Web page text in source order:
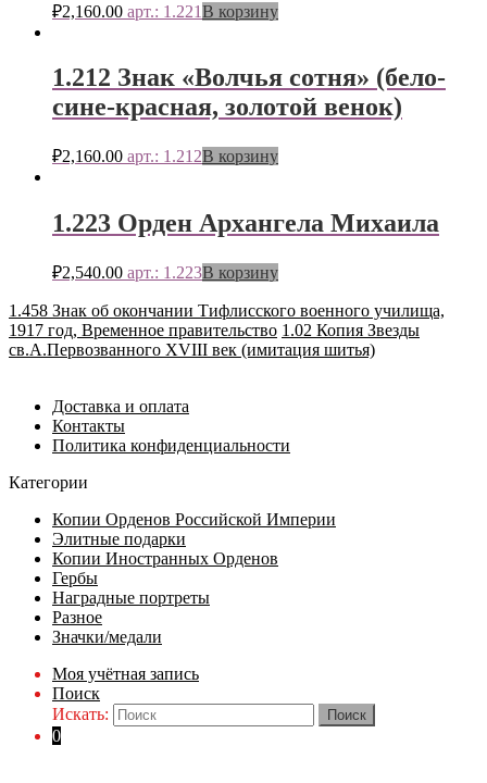
₽2,160.00 арт.: 1.221В корзину
1.212 Знак «Волчья сотня» (бело-
сине-красная, золотой венок)
₽2,160.00 арт.: 1.212В корзину
1.223 Орден Архангела Михаила
₽2,540.00 арт.: 1.223В корзину
1.458 Знак об окончании Тифлисского военного училища,
1917 год, Временное правительство 1.02 Копия Звезды
св.А.Первозванного XVIII век (имитация шитья)
Доставка и оплата
Контакты
Политика конфиденциальности
Категории
Копии Орденов Российской Империи
Элитные подарки
Копии Иностранных Орденов
Гербы
Наградные портреты
Разное
Значки/медали
Моя учётная запись
Поиск
Искать:
0